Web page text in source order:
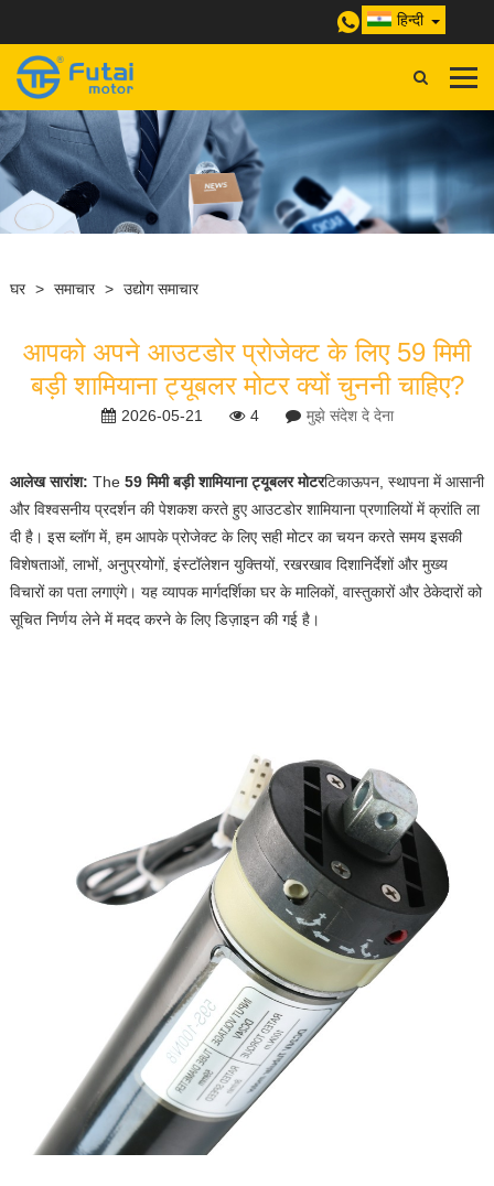
हिन्दी
घर > समाचार > उद्योग समाचार
आपको अपने आउटडोर प्रोजेक्ट के लिए 59 मिमी
बड़ी शामियाना ट्यूबलर मोटर क्यों चुननी चाहिए?
2026-05-21 4 मुझे संदेश दे देना
आलेख सारांश: The 59 मिमी बड़ी शामियाना ट्यूबलर मोटरटिकाऊपन, स्थापना में आसानी
और विश्वसनीय प्रदर्शन की पेशकश करते हुए आउटडोर शामियाना प्रणालियों में क्रांति ला
दी है। इस ब्लॉग में, हम आपके प्रोजेक्ट के लिए सही मोटर का चयन करते समय इसकी
विशेषताओं, लाभों, अनुप्रयोगों, इंस्टॉलेशन युक्तियों, रखरखाव दिशानिर्देशों और मुख्य
विचारों का पता लगाएंगे। यह व्यापक मार्गदर्शिका घर के मालिकों, वास्तुकारों और ठेकेदारों को
सूचित निर्णय लेने में मदद करने के लिए डिज़ाइन की गई है।